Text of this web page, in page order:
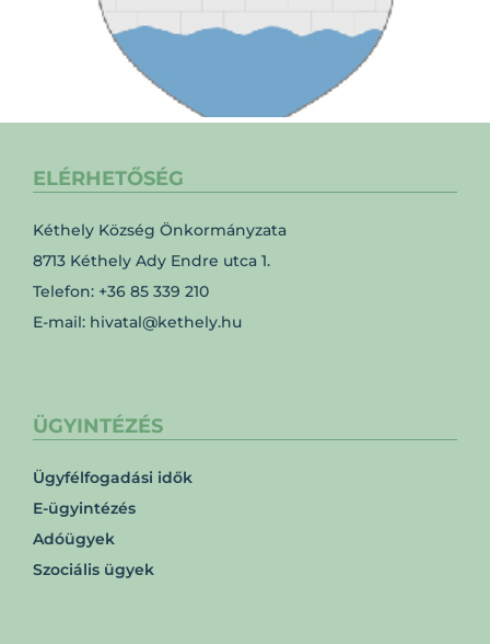
ELÉRHETŐSÉG
Kéthely Község Önkormányzata
8713 Kéthely Ady Endre utca 1.
Telefon: +36 85 339 210
E-mail: hivatal@kethely.hu
ÜGYINTÉZÉS
Ügyfélfogadási idők
E-ügyintézés
Adóügyek
Szociális ügyek